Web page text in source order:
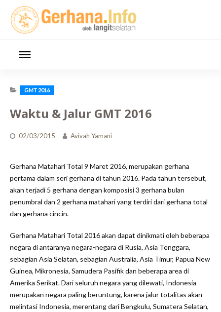
content
GMT 2016
Waktu & Jalur GMT 2016
02/03/2015 Avivah Yamani
Gerhana Matahari Total 9 Maret 2016, merupakan gerhana
pertama dalam seri gerhana di tahun 2016. Pada tahun tersebut,
akan terjadi 5 gerhana dengan komposisi 3 gerhana bulan
penumbral dan 2 gerhana matahari yang terdiri dari gerhana total
dan gerhana cincin.
Gerhana Matahari Total 2016 akan dapat dinikmati oleh beberapa
negara di antaranya negara-negara di Rusia, Asia Tenggara,
sebagian Asia Selatan, sebagian Australia, Asia Timur, Papua New
Guinea, Mikronesia, Samudera Pasifik dan beberapa area di
Amerika Serikat. Dari seluruh negara yang dilewati, Indonesia
merupakan negara paling beruntung, karena jalur totalitas akan
melintasi Indonesia, merentang dari Bengkulu, Sumatera Selatan,